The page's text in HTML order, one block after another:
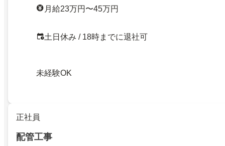
月給23万円〜45万円
土日休み / 18時までに退社可
未経験OK
正社員
配管工事